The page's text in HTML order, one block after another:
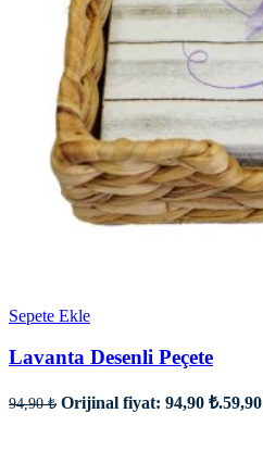
Sepete Ekle
Lavanta Desenli Peçete
94,90₺ Orijinal fiyat: 94,90 ₺.59,90